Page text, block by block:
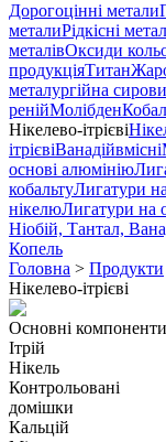
Дорогоцінні метали
металиРідкісні
металівОксиди
продукціяТитан
металургійна
ренійМолібден
Нікелево-ітрієві
ітрієвіВанадійвмісні
основі алюмінію
кобальтуЛигатури на
нікелюЛигатури на
Ніобій, Тантал,
Копель
Головна > Продукти
Нікелево-ітрієві
Основні компоненти
Ітрій
Нікель
Контрольовані
домішки
Кальцій